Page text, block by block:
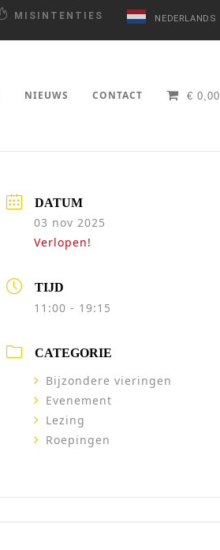
MISINTENTIES NEDERLANDS
NIEUWS CONTACT € 0,00
DATUM
03 nov 2025
Verlopen!
TIJD
11:00 - 19:15
CATEGORIE
Bijzondere vieringen
Evenement
Lezing
Roepingen